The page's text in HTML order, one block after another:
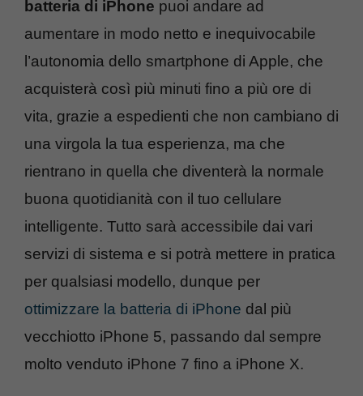
batteria di iPhone puoi andare ad
aumentare in modo netto e inequivocabile
l’autonomia dello smartphone di Apple, che
acquisterà così più minuti fino a più ore di
vita, grazie a espedienti che non cambiano di
una virgola la tua esperienza, ma che
rientrano in quella che diventerà la normale
buona quotidianità con il tuo cellulare
intelligente. Tutto sarà accessibile dai vari
servizi di sistema e si potrà mettere in pratica
per qualsiasi modello, dunque per
ottimizzare la batteria di iPhone dal più
vecchiotto iPhone 5, passando dal sempre
molto venduto iPhone 7 fino a iPhone X.